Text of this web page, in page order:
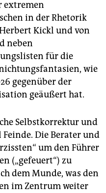
extremen
in der Rhetorik
Kickl und von
neben
für die
wie
gegenüber der
geäußert hat.
Selbstkorrektur und
Die Berater und
um den Führer
(„gefeuert“) zu
dem Munde, was den
im Zentrum weiter